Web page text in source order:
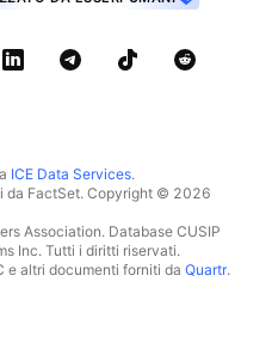
ICE Data Services.
da FactSet. Copyright © 2026
Association. Database CUSIP
Inc. Tutti i diritti riservati.
e altri documenti forniti da Quartr.